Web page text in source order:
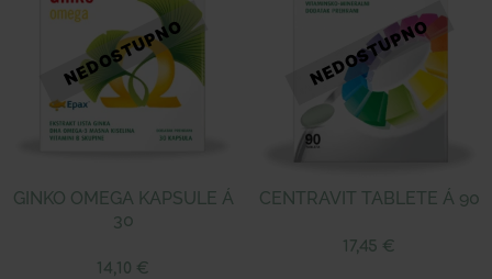
GINKO OMEGA KAPSULE Á
30
14,10 €
CENTRAVIT TABLETE Á 90
17,45 €